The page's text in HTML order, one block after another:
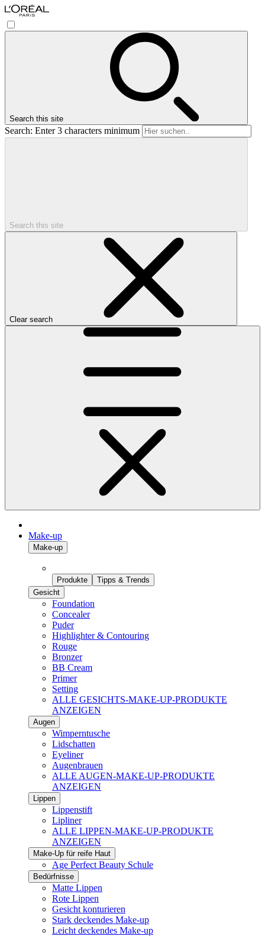
Search this site
Search: Enter 3 characters minimum
Search this site
Clear search
Make-up
Make-up
Produkte
Tipps & Trends
Gesicht
Foundation
Concealer
Puder
Highlighter & Contouring
Rouge
Bronzer
BB Cream
Primer
Setting
ALLE GESICHTS-MAKE-UP-PRODUKTE
ANZEIGEN
Augen
Wimperntusche
Lidschatten
Eyeliner
Augenbrauen
ALLE AUGEN-MAKE-UP-PRODUKTE
ANZEIGEN
Lippen
Lippenstift
Lipliner
ALLE LIPPEN-MAKE-UP-PRODUKTE
ANZEIGEN
Make-Up für reife Haut
Age Perfect Beauty Schule
Bedürfnisse
Matte Lippen
Rote Lippen
Gesicht konturieren
Stark deckendes Make-up
Leicht deckendes Make-up